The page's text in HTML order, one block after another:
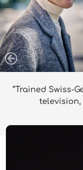
“Trained Swiss-
television,